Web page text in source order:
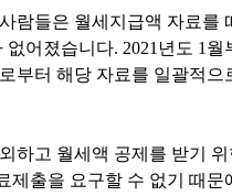
람들은 월세지급액 자료를
어졌습니다. 2021년도 1
부터 해당 자료를 일괄적
하고 월세액 공제를 받기
제출을 요구할 수 없기 때